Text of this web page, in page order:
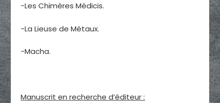
-Les Chimères Médicis.
-La Lieuse de Métaux.
-Macha.
Manuscrit en recherche d’éditeur :